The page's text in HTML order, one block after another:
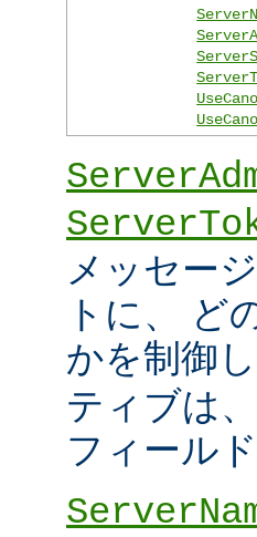
メッセー
トに、 ど
かを制御
ティブは
フィール